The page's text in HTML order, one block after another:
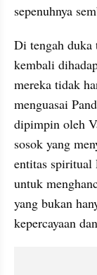
sepenuhnya
Di tengah duka
kembali
mereka tidak
menguasai
dipimpin oleh
sosok yang
entitas spiritual
untuk
yang bukan
kepercayaan